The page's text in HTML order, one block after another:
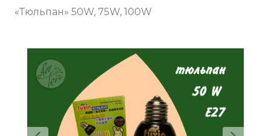
«Тюльпан» 50W, 75W, 100W